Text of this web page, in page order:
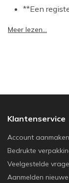
**Een
Meer lezen...
Klantenservice
Account aanmaken
Bedrukte
Veelgestelde
Aanmelden